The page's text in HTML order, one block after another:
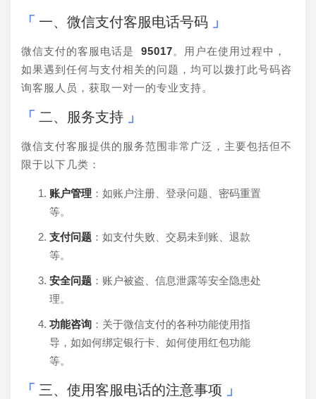
一、微信支付客服电话号码
微信支付的客服电话是 95017。用户在使用过程中，
如果遇到任何与支付相关的问题，均可以拨打此号码咨
询客服人员，获取一对一的专业支持。
二、服务支持
微信支付客服提供的服务范围非常广泛，主要包括但不
限于以下几类：
账户管理 ：如账户注册、登录问题、密码重置
等。
支付问题 ：如支付失败、交易未到账、退款
等。
安全问题 ：账户被盗、信息泄露等安全隐患处
理。
功能咨询 ：关于微信支付的各种功能使用指
导，如如何绑定银行卡、如何使用红包功能
等。
三、使用客服电话的注意事项